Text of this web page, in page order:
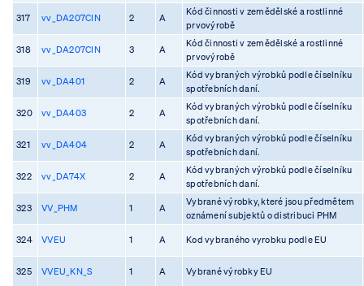
317 vv_DA207CIN 2 A
Kód činnosti v zemědělské a rostlinné
prvovýrobě
318 vv_DA207CIN 3 A
Kód činnosti v zemědělské a rostlinné
prvovýrobě
319 vv_DA401 2 A
Kód vybraných výrobků podle číselníku
spotřebních daní.
320 vv_DA403 2 A
Kód vybraných výrobků podle číselníku
spotřebních daní.
321 vv_DA404 2 A
Kód vybraných výrobků podle číselníku
spotřebních daní.
322 vv_DA74X 2 A
Kód vybraných výrobků podle číselníku
spotřebních daní.
323 VV_PHM 1 A
Vybrané výrobky, které jsou předmětem
oznámení subjektů o distribuci PHM
324 VVEU 1 A Kod vybraného vyrobku podle EU
325 VVEU_KN_S 1 A Vybrané výrobky EU